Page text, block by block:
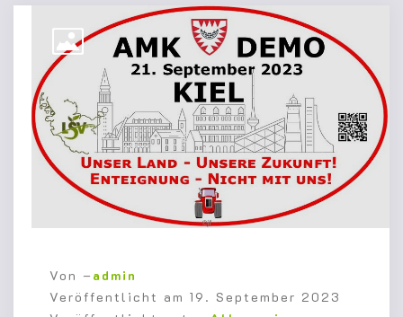
Von – admin
Veröffentlicht am 19. September 2023